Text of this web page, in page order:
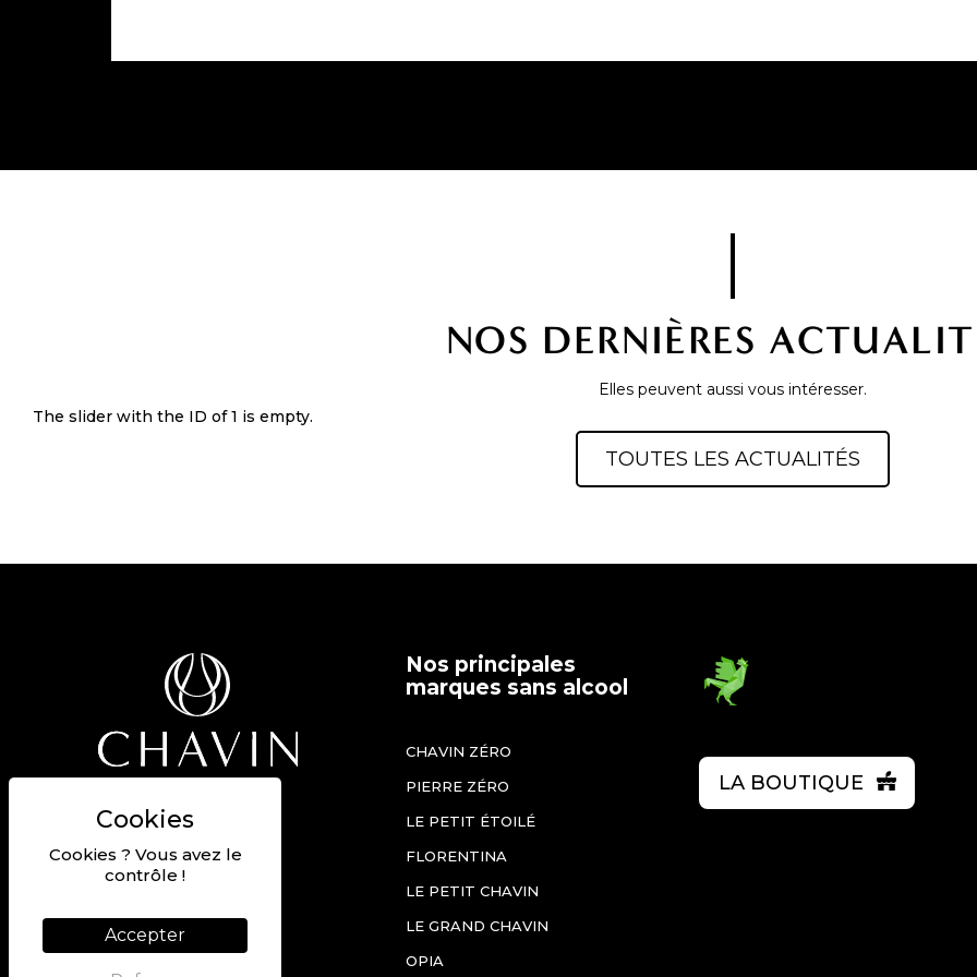
Cookies ? Vous avez le
contrôle !
Accepter
NOS DERNIÈRES
Elles peuvent aussi vous intéresser.
The slider with the ID of 1 is empty.
TOUTES LES ACTUALITÉS
Nous contacter
KIT PRESSE
Nos principales
marques sans alcool
CHAVIN ZÉRO
PIERRE ZÉRO
LE PETIT ÉTOILÉ
FLORENTINA
LE PETIT CHAVIN
LE GRAND CHAVIN
OPIA
LA BOUTIQUE